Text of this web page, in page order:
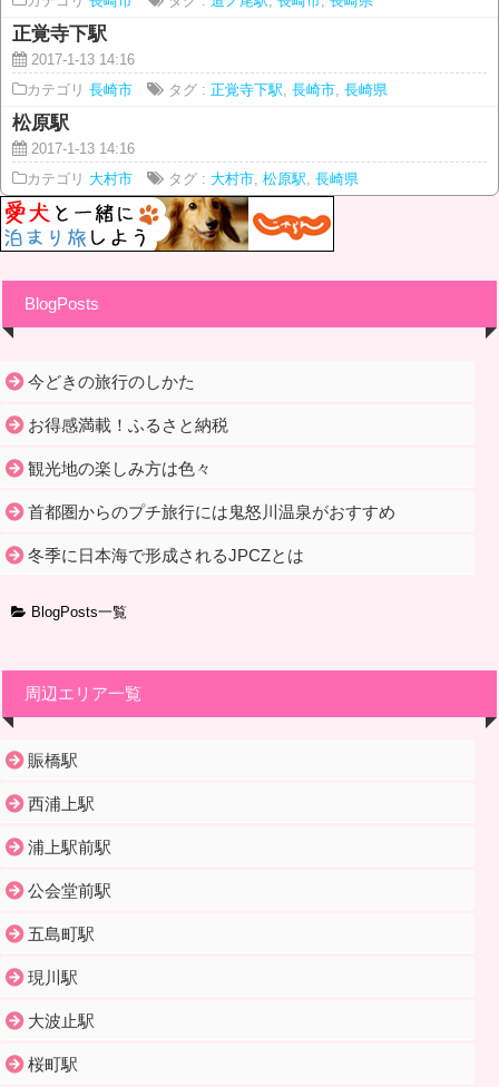
正覚寺下駅
2017-1-13 14:16
カテゴリ 長崎市 タグ : 正覚寺下駅 長崎市, 長崎県
松原駅
2017-1-13 14:16
カテゴリ 大村市 タグ : 大村市, 松原駅 長崎県
BlogPosts
今どきの旅行のしかた
お得感満載！ふるさと納税
観光地の楽しみ方は色々
首都圏からのプチ旅行には鬼怒川温泉がおすすめ
冬季に日本海で形成されるJPCZとは
BlogPosts一覧
周辺エリア一覧
賑橋駅
西浦上駅
浦上駅前駅
公会堂前駅
五島町駅
現川駅
大波止駅
桜町駅